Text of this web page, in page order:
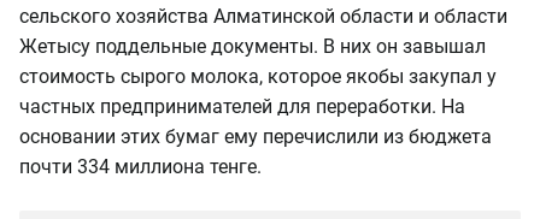
сельского хозяйства Алматинской области и области
Жетысу поддельные документы. В них он завышал
стоимость сырого молока, которое якобы закупал у
частных предпринимателей для переработки. На
основании этих бумаг ему перечислили из бюджета
почти 334 миллиона тенге.